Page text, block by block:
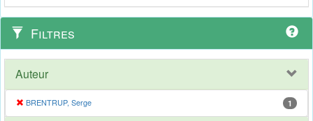
Filtres
Auteur
BRENTRUP, Serge 1